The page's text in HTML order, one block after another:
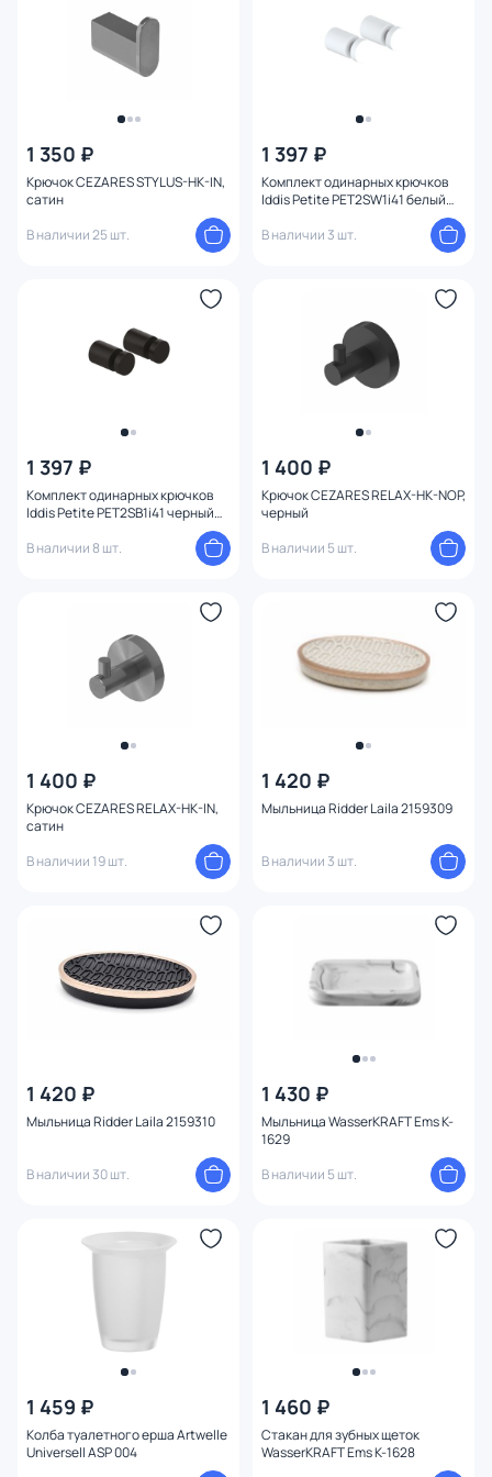
1 350 ₽
Крючок CEZARES STYLUS-HK-IN,
сатин
В наличии 25 шт.
1 397 ₽
Комплект одинарных крючков
Iddis Petite PET2SW1i41 белый
В наличии 3 шт.
1 397 ₽
Комплект одинарных крючков
Iddis Petite PET2SB1i41 черный
В наличии 8 шт.
1 400 ₽
Крючок CEZARES RELAX-HK-NOP,
черный
В наличии 5 шт.
1 400 ₽
Крючок CEZARES RELAX-HK-IN,
сатин
В наличии 19 шт.
1 420 ₽
Мыльница Ridder Laila 2159309
В наличии 3 шт.
1 420 ₽
Мыльница Ridder Laila 2159310
В наличии 30 шт.
1 430 ₽
Мыльница WasserKRAFT Ems K-
1629
В наличии 5 шт.
1 459 ₽
Колба туалетного ерша Artwelle
Universell ASP 004
1 460 ₽
Стакан для зубных щеток
WasserKRAFT Ems K-1628